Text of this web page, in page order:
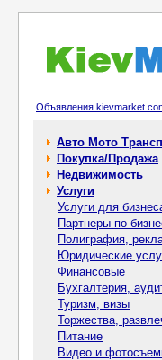
Объявления
Авто Мото
Покупка/Продажа
Недвижимость
Услуги
Услуги для
Партнеры по
Полиграфия,
Юридические
Финансовые
Бухгалтерия,
Туризм, визы
Торжества,
Питание
Видео и